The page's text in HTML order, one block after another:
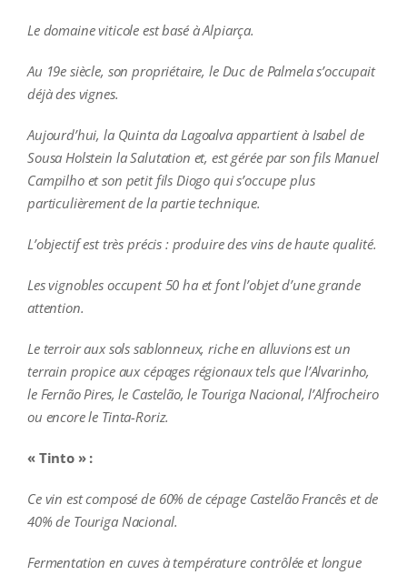
Le domaine viticole est basé à Alpiarça.
Au 19e siècle, son propriétaire, le Duc de Palmela s’occupait
déjà des vignes.
Aujourd’hui, la Quinta da Lagoalva appartient à Isabel de
Sousa Holstein la Salutation et, est gérée par son fils Manuel
Campilho et son petit fils Diogo qui s’occupe plus
particulièrement de la partie technique.
L’objectif est très précis : produire des vins de haute qualité.
Les vignobles occupent 50 ha et font l’objet d’une grande
attention.
Le terroir aux sols sablonneux, riche en alluvions est un
terrain propice aux cépages régionaux tels que l’Alvarinho,
le Fernão Pires, le Castelão, le Touriga Nacional, l’Alfrocheiro
ou encore le Tinta-Roriz.
« Tinto » :
Ce vin est composé de 60% de cépage Castelão Francês et de
40% de Touriga Nacional.
Fermentation en cuves à température contrôlée et longue